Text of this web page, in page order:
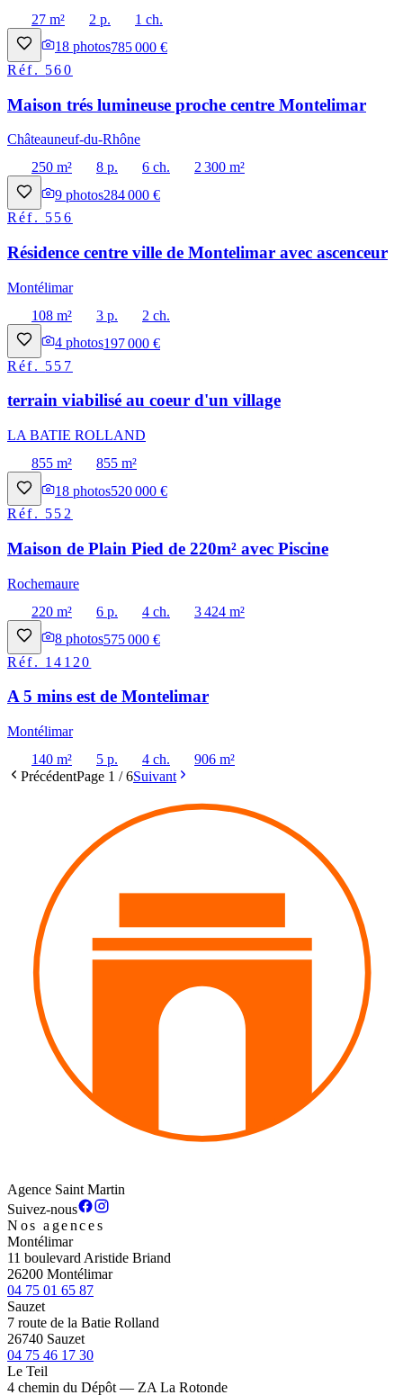
27 m²
2 p.
1 ch.
18 photos785 000 €
Réf. 560
Maison trés lumineuse proche centre Montelimar
Châteauneuf-du-Rhône
250 m²
8 p. 6 ch.
2 300 m²
9 photos284 000 €
Réf. 556
Résidence centre ville de Montelimar avec ascenceur
Montélimar
108 m²
3 p.
2 ch.
4 photos197 000 €
Réf. 557
terrain viabilisé au coeur d'un village
LA BATIE ROLLAND
855 m²
855 m²
18 photos520 000 €
Réf. 552
Maison de Plain Pied de 220m² avec Piscine
Rochemaure
220 m²
6 p. 4 ch.
3 424 m²
8 photos575 000 €
Réf. 14120
A 5 mins est de Montelimar
Montélimar
140 m²
5 p. 4 ch.
906 m²
PrécédentPage 1 /6Suivant
Agence Saint Martin
Suivez-nous
Nos agences
Montélimar
11 boulevard Aristide Briand
26200 Montélimar
04 75 01 65 87
Sauzet
7 route de la Batie Rolland
26740 Sauzet
04 75 46 17 30
Le Teil
4 chemin du Dépôt — ZA La Rotonde